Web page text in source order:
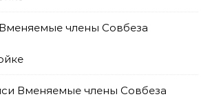
Вменяемые члены Совбеза
Вменяемые члены Совбеза